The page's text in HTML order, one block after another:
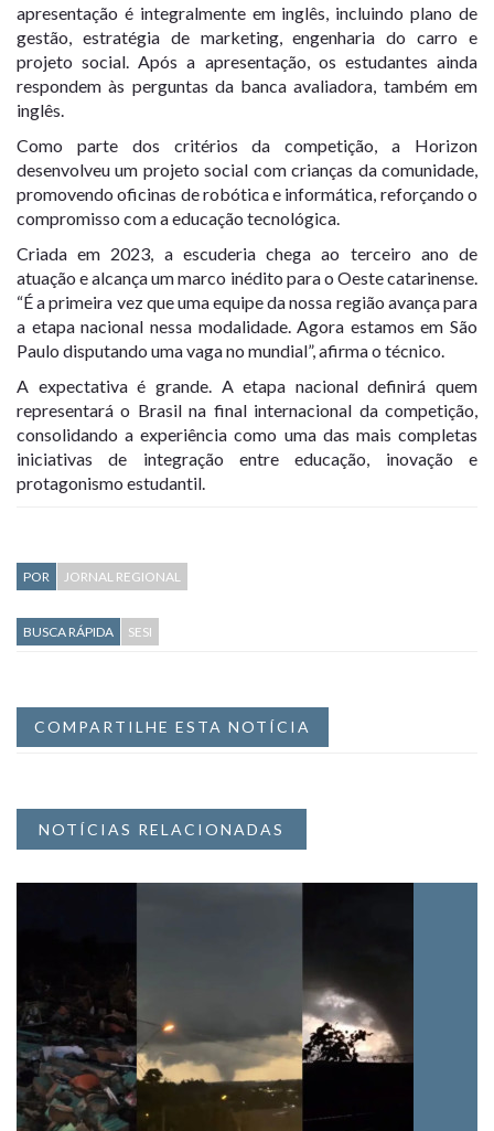
apresentação é integralmente em inglês, incluindo plano de
gestão, estratégia de marketing, engenharia do carro e
projeto social. Após a apresentação, os estudantes ainda
respondem às perguntas da banca avaliadora, também em
inglês.
Como parte dos critérios da competição, a Horizon
desenvolveu um projeto social com crianças da comunidade,
promovendo oficinas de robótica e informática, reforçando o
compromisso com a educação tecnológica.
Criada em 2023, a escuderia chega ao terceiro ano de
atuação e alcança um marco inédito para o Oeste catarinense.
“É a primeira vez que uma equipe da nossa região avança para
a etapa nacional nessa modalidade. Agora estamos em São
Paulo disputando uma vaga no mundial”, afirma o técnico.
A expectativa é grande. A etapa nacional definirá quem
representará o Brasil na final internacional da competição,
consolidando a experiência como uma das mais completas
iniciativas de integração entre educação, inovação e
protagonismo estudantil.
POR JORNAL REGIONAL
BUSCA RÁPIDA SESI
COMPARTILHE ESTA NOTÍCIA
NOTÍCIAS RELACIONADAS